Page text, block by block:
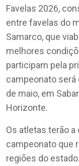
Favelas 2026,
entre favelas do
Samarco, que
melhores
participam pela
campeonato será
de maio, em
Horizonte.
Os atletas terão
campeonato que
regiões do